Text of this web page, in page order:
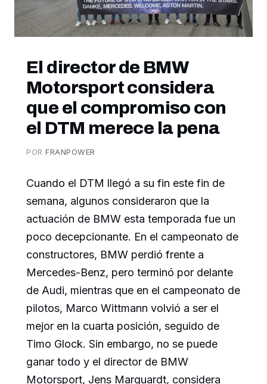
El director de BMW
Motorsport considera
que el compromiso con
el DTM merece la pena
PORFRANPOWER
Cuando el DTM llegó a su fin este fin de
semana, algunos consideraron que la
actuación de BMW esta temporada fue un
poco decepcionante. En el campeonato de
constructores, BMW perdió frente a
Mercedes-Benz, pero terminó por delante
de Audi, mientras que en el campeonato de
pilotos, Marco Wittmann volvió a ser el
mejor en la cuarta posición, seguido de
Timo Glock. Sin embargo, no se puede
ganar todo y el director de BMW
Motorsport, Jens Marquardt, considera